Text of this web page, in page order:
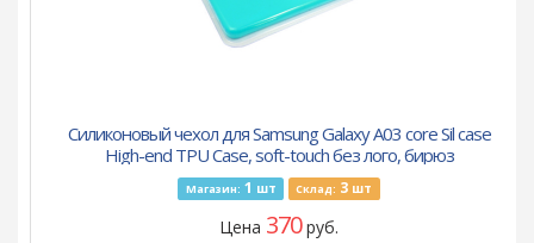
Силиконовый чехол для Samsung Galaxy A03 core Sil case
High-end TPU Case, soft-touch без лого, бирюз
Магазин: 1 шт Склад: 3 шт
Цена 370руб.